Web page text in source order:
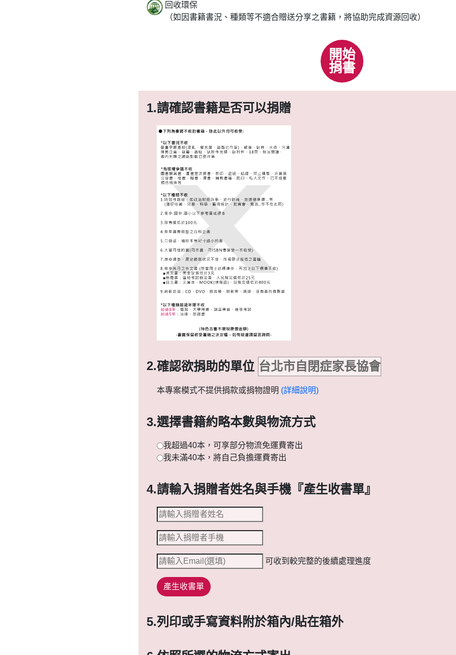
回收環保
（如因書籍書況、種類等不適合贈送分享之書籍，將協助完成資源回收）
開始
捐書
1.請確認書籍是否可以捐贈
2.確認欲捐助的單位 台北市自閉症家長協會
本專案模式不提供捐款或捐物證明 (詳細說明)
3.選擇書籍約略本數與物流方式
我超過40本，可享部分物流免運費寄出
我未滿40本，將自己負擔運費寄出
4.請輸入捐贈者姓名與手機『產生收書單』
可收到較完整的後續處理進度
產生收書單
5.列印或手寫資料附於箱內/貼在箱外